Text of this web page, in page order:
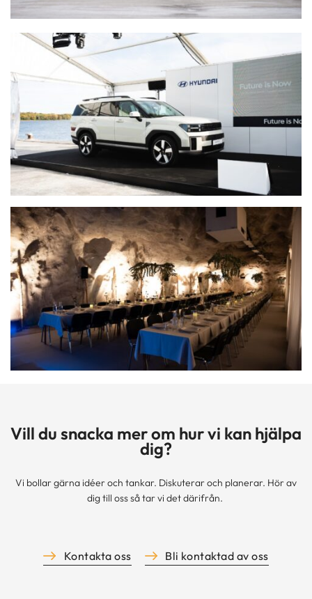
Vill du snacka mer om hur vi kan hjälpa
dig?
Vi bollar gärna idéer och tankar. Diskuterar och planerar. Hör av
dig till oss så tar vi det därifrån.
Kontakta oss Bli kontaktad av oss